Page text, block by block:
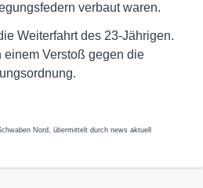
verbaut waren.
Weiterfahrt des 23-Jährigen.
einem Verstoß gegen die
Nord, übermittelt durch news aktuell